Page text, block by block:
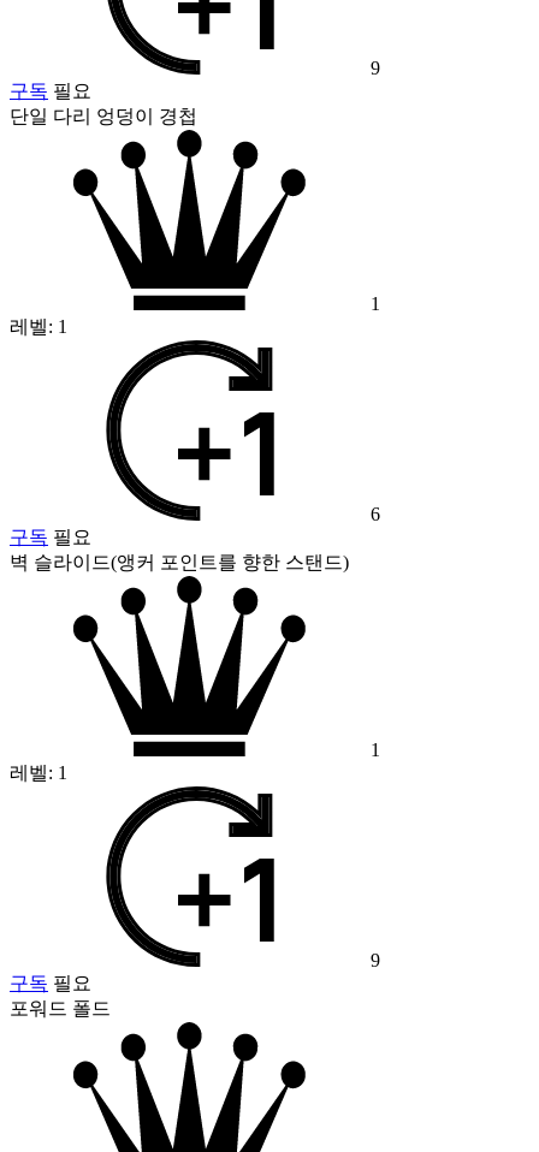
9
구독 필요
단일 다리 엉덩이 경첩
1
레벨: 1
6
구독 필요
벽 슬라이드(앵커 포인트를 향한 스탠드)
1
레벨: 1
9
구독 필요
포워드 폴드